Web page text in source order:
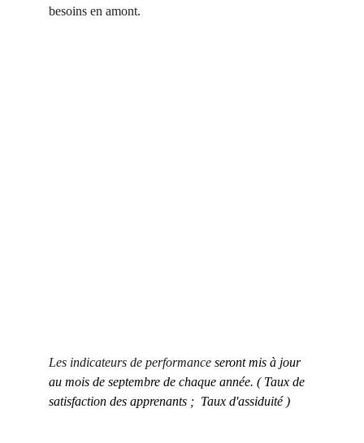
Les indicateurs de performance seront mis à jour
au mois de septembre de chaque année. ( Taux de
satisfaction des apprenants ;  Taux d'assiduité )
besoins en amont.